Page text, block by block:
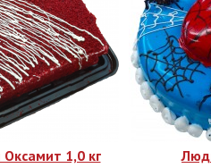
1,0 кг